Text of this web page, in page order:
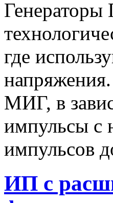
где
МИГ, в
импульсы c
импульсов
ИП с